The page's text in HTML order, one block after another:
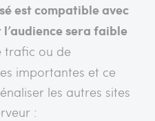
est compatible avec
sera faible
trafic ou de
importantes et ce
les autres sites
: